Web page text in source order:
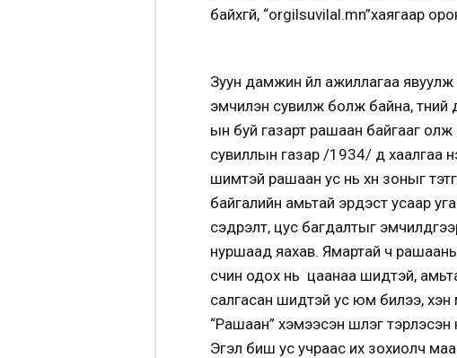
байхгүй, “orgilsuvilal.mn”хаягаар
Зуун дамжин үйл ажиллагаа явуулж
эмчилэн сувилж болж байна,
ын буй газарт рашаан байгааг олж
сувиллын газар /1934/ үүд хаалгаа
шимтэй рашаан ус нь хүн зоныг
байгалийн амьтай эрдэст усаар
сэдрэлт, цус багдалтыг
нуршаад яахав. Ямартай ч
үсчин одох нь цаанаа шидтэй,
салгасан шидтэй ус юм билээ,
“Рашаан” хэмээсэн шүлэг тэрлэсэн
Эгэл биш ус учраас их зохиолч